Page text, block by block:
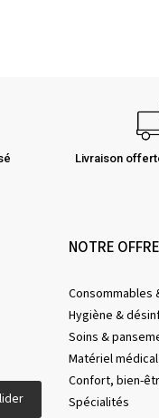
Livraison
NOTRE OFFRE
Consommables
Hygiène &
Soins &
Matériel médical
Confort, bien-
Spécialités